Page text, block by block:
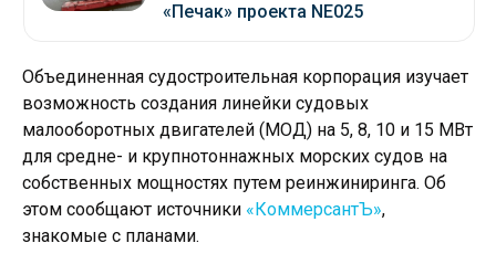
«Печак» проекта NE025
Объединенная судостроительная корпорация изучает
возможность создания линейки судовых
малооборотных двигателей (МОД) на 5, 8, 10 и 15 МВт
для средне- и крупнотоннажных морских судов на
собственных мощностях путем реинжиниринга. Об
этом сообщают источники «КоммерсантЪ»,
знакомые с планами.